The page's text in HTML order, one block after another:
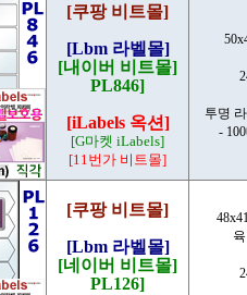
[쿠팡 비트몰]
[Lbm 라벨몰]
[내이버 비트몰]
PL846]
[iLabels 옥션]
[G마켓 iLabels]
[11번가 비트몰]
투명
-
[쿠팡 비트몰]
[Lbm 라벨몰]
[네이버 비트몰]
PL126]